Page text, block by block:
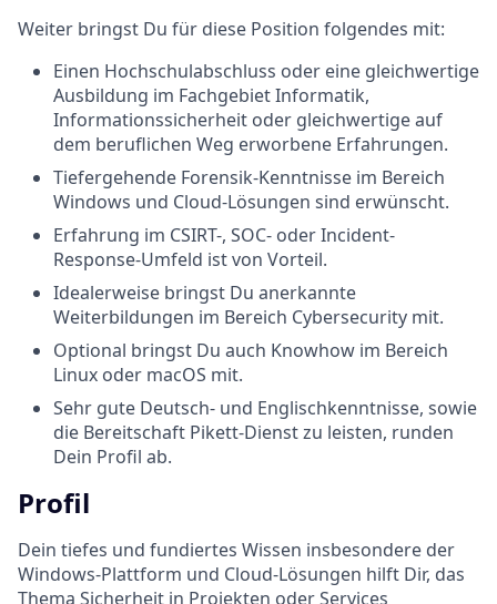
Weiter bringst Du für diese Position folgendes mit:
Einen Hochschulabschluss oder eine gleichwertige
Ausbildung im Fachgebiet Informatik,
Informationssicherheit oder gleichwertige auf
dem beruflichen Weg erworbene Erfahrungen.
Tiefergehende Forensik-Kenntnisse im Bereich
Windows und Cloud-Lösungen sind erwünscht.
Erfahrung im CSIRT-, SOC- oder Incident-
Response-Umfeld ist von Vorteil.
Idealerweise bringst Du anerkannte
Weiterbildungen im Bereich Cybersecurity mit.
Optional bringst Du auch Knowhow im Bereich
Linux oder macOS mit.
Sehr gute Deutsch- und Englischkenntnisse, sowie
die Bereitschaft Pikett-Dienst zu leisten, runden
Dein Profil ab.
Profil
Dein tiefes und fundiertes Wissen insbesondere der
Windows-Plattform und Cloud-Lösungen hilft Dir, das
Thema Sicherheit in Projekten oder Services